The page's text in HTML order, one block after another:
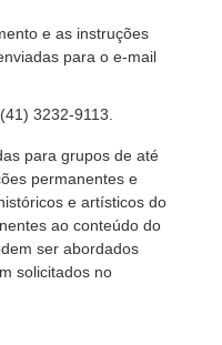
e as instruções
para o e-mail
3232-9113.
para grupos de até
permanentes e
e artísticos do
ao conteúdo do
ser abordados
solicitados no